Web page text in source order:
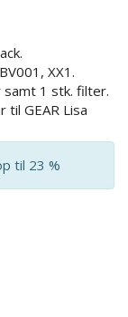
XX1.
samt 1 stk. filter.
til GEAR Lisa
til 23 %